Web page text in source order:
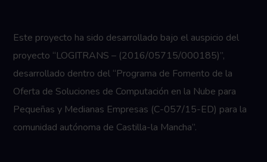
Este proyecto ha sido desarrollado bajo el auspicio del
proyecto “LOGITRANS – (2016/05715/000185)”,
desarrollado dentro del “Programa de Fomento de la
Oferta de Soluciones de Computación en la Nube para
Pequeñas y Medianas Empresas (C-057/15-ED) para la
comunidad autónoma de Castilla-la Mancha”.